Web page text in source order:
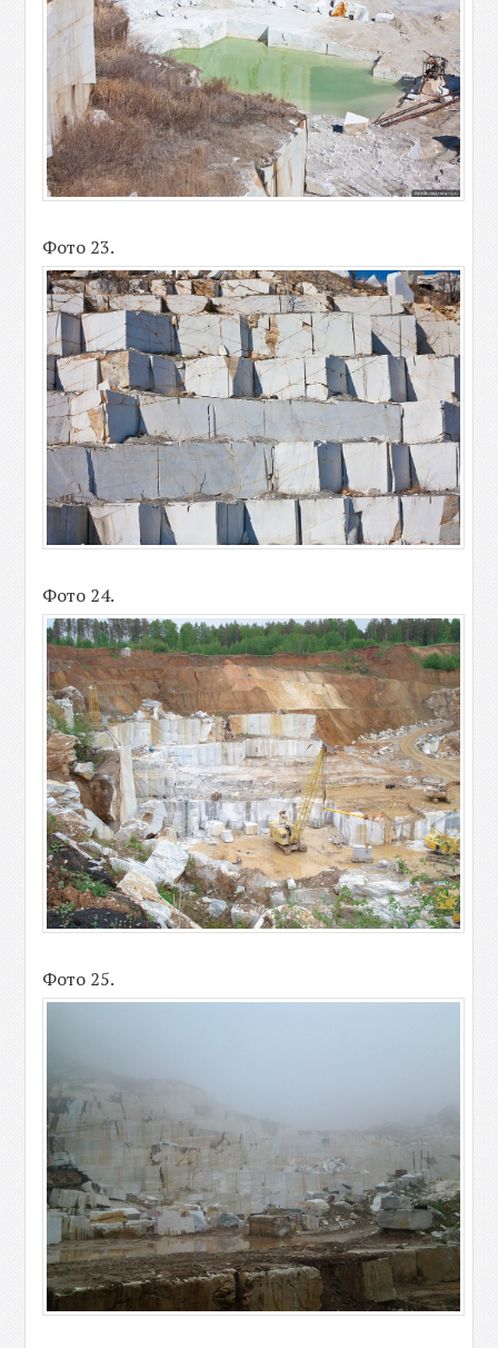
Фото 23.
Фото 24.
Фото 25.